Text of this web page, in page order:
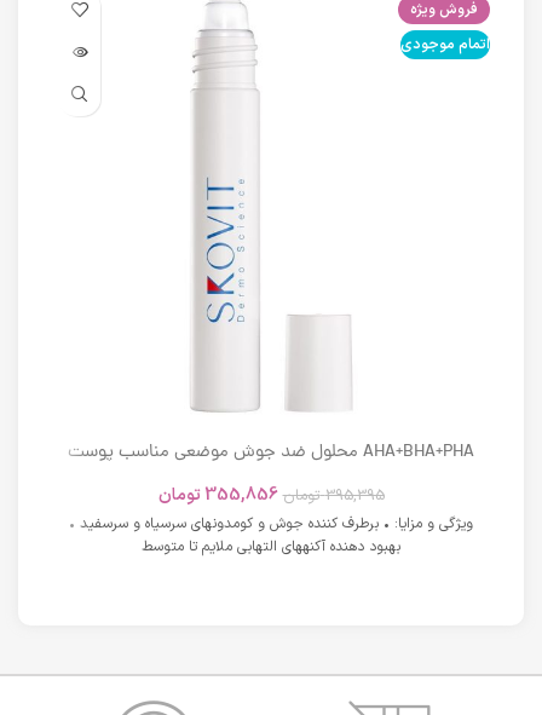
فروش ویژه
اتمام موجودی
AHA+BHA+PHA محلول ضد جوش موضعی مناسب پوست
395,395 تومان 355,856 تومان
ویژگی و مزایا: • برطرف کننده جوش و کومدونهای سرسیاه و سرسفید •
بهبود دهنده آکنههای التهابی ملایم تا متوسط